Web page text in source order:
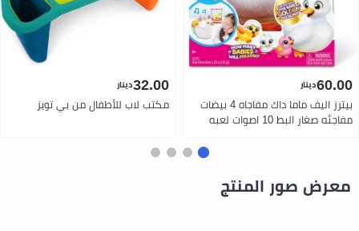
60.00دينار
بيترز اليف ماما داك مفاجاه 4 بيضات
مفاجئه صغار البط 10 اصوات لعبه
32.00دينار
مكتب لاب للأطفال من بي تويز
معرض صور المنتج